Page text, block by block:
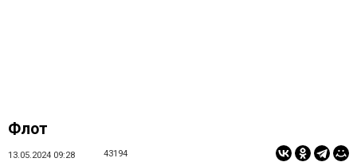
Флот
13.05.2024 09:28 43194